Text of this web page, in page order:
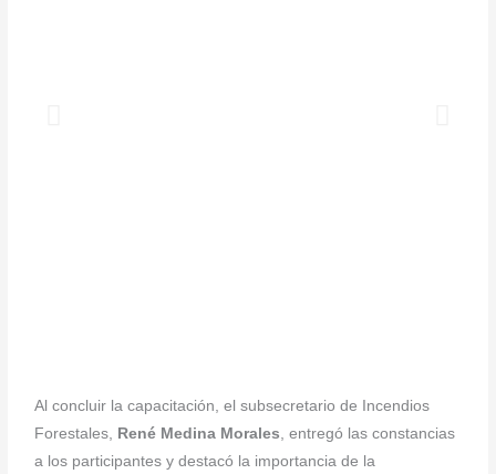
Al concluir la capacitación, el subsecretario de Incendios
Forestales, René Medina Morales , entregó las constancias
a los participantes y destacó la importancia de la